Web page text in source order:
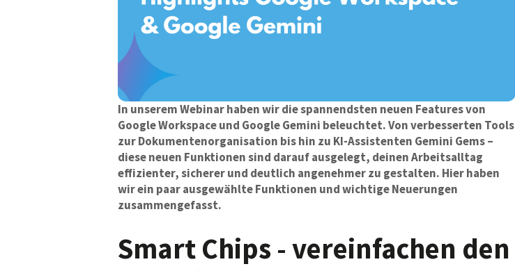
In unserem Webinar haben wir die spannendsten neuen Features von
Google Workspace und Google Gemini beleuchtet. Von verbesserten Tools
zur Dokumentenorganisation bis hin zu KI-Assistenten Gemini Gems –
diese neuen Funktionen sind darauf ausgelegt, deinen Arbeitsalltag
effizienter, sicherer und deutlich angenehmer zu gestalten. Hier haben
wir ein paar ausgewählte Funktionen und wichtige Neuerungen
zusammengefasst.
Smart Chips - vereinfachen den